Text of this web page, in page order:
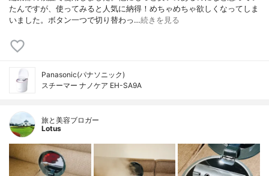
たんですが、使ってみると人気に納得！めちゃめちゃ欲しくなってしま
いました。ボタン一つで切り替わっ…続きを見る
Panasonic(パナソニック)
スチーマー ナノケア EH-SA9A
旅と美容ブロガー
Lotus